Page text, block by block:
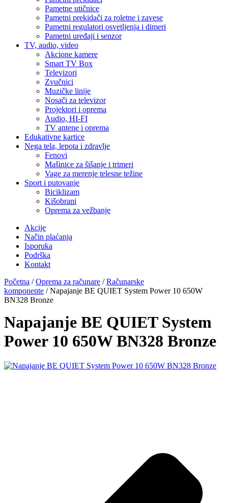
Pametne utičnice
Pametni prekidači za roletne i zavese
Pametni regulatori osvetljenja i dimeri
Pametni uređaji i senzor
TV, audio, video
Akcione kamere
Smart TV Box
Televizori
Zvučnici
Muzičke linije
Nosači za televizor
Projektori i oprema
Audio, HI-FI
TV antene i oprema
Edukativne kartice
Nega tela, lepota i zdravlje
Fenovi
Mašinice za šišanje i trimeri
Vage za merenje telesne težine
Sport i putovanje
Biciklizam
Kišobrani
Oprema za vežbanje
Akcije
Način plaćanja
Isporuka
Podrška
Kontakt
Početna /Oprema za računare /Računarske
komponente / Napajanje BE QUIET System Power 10 650W
BN328 Bronze
Napajanje BE QUIET System
Power 10 650W BN328 Bronze